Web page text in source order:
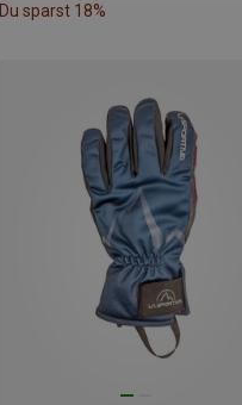
Du sparst 18%